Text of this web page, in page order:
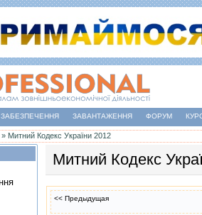
ЗАВАНТАЖЕННЯ ФОРУМ
» Митний Кодекс України 2012
Митний Кодекс
<< Предыдущая